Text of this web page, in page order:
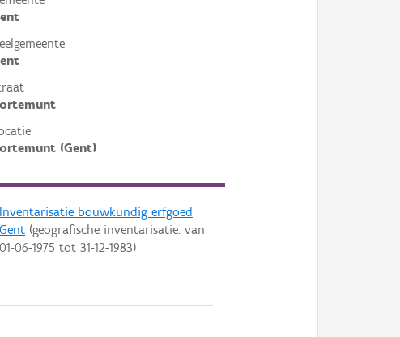
(Gent)
Inventarisatie bouwkundig erfgoed
Gent(geografische inventarisatie: van
01-06-1975 tot 31-12-1983)